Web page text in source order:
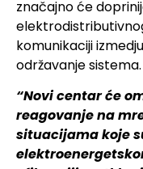
značajno će
komunikaciji
održavanje sistema.
“Novi centar će
reagovanje na
situacijama koje